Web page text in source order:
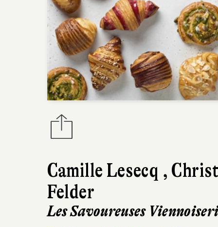
Camille Lesecq ,
Felder
Les Savoureuses